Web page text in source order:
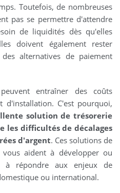
Toutefois, de nombreuses
pas se permettre d'attendre
de liquidités dès qu'elles
doivent également rester
alternatives de paiement
entraîner des coûts
d'installation. C'est pourquoi,
solution de trésorerie
les difficultés de décalages
d'argent. Ces solutions de
aident à développer ou
à répondre aux enjeux de
ou international.